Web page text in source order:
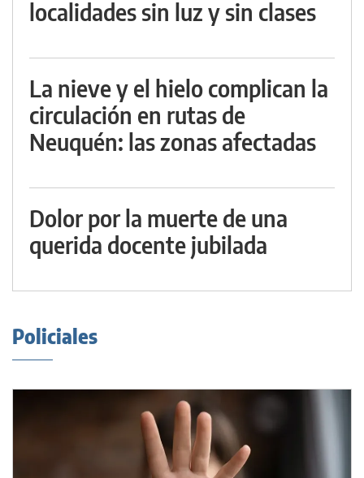
localidades sin luz y sin clases
La nieve y el hielo complican la
circulación en rutas de
Neuquén: las zonas afectadas
Dolor por la muerte de una
querida docente jubilada
Policiales